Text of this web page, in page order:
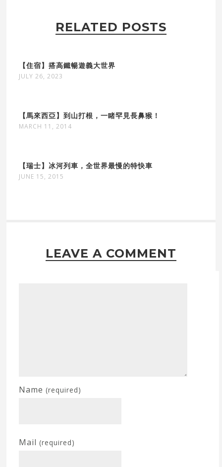
RELATED POSTS
【住宿】搭高鐵暢遊義大世界
JULY 26, 2023
【馬來西亞】到山打根，一睹罕見長鼻猴！
MARCH 11, 2014
【瑞士】冰河列車，全世界最慢的特快車
JUNE 15, 2015
LEAVE A COMMENT
Name(required)
Mail(required)